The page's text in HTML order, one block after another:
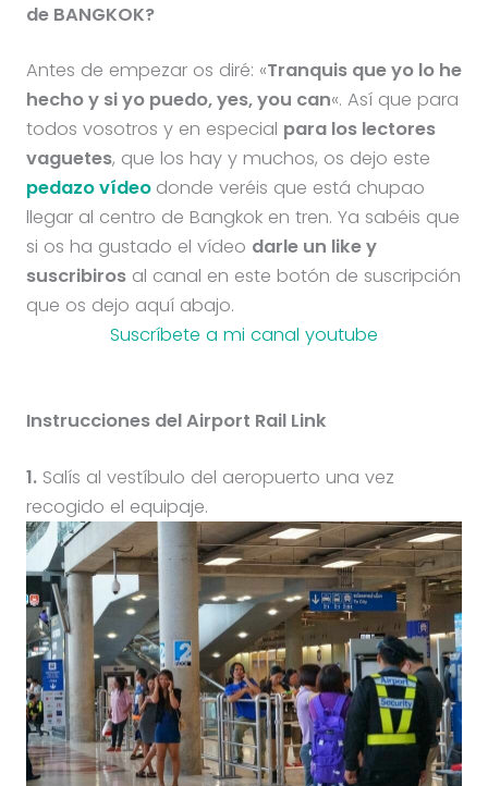
de BANGKOK?
Antes de empezar os diré: «Tranquis que yo lo he
hecho y si yo puedo, yes, you can«. Así que para
todos vosotros y en especial para los lectores
vaguetes, que los hay y muchos, os dejo este
pedazo vídeo donde veréis que está chupao
llegar al centro de Bangkok en tren. Ya sabéis que
si os ha gustado el vídeo darle un like y
suscribirosal canal en este botón de suscripción
que os dejo aquí abajo.
Suscríbete a mi canal youtube
Instrucciones del Airport Rail Link
1.Salís al vestíbulo del aeropuerto una vez
recogido el equipaje.